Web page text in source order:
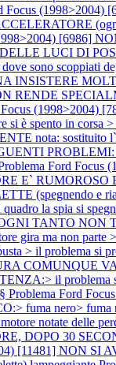
Focus
[6986]
LUCI DI
sono scoppiati
INSISTERE
RENDE
(1998>2004)
si è spento in corsa
nota: sostituito
Ford
E` RUMOROSO
(spegnendo e
la spia si
TANTO
gira ma non parte
> il problema si
COMUNQUE VA
il problema
Problema Ford
fuma nero> fuma
notate delle
DOPO 30
[11481] NON SI